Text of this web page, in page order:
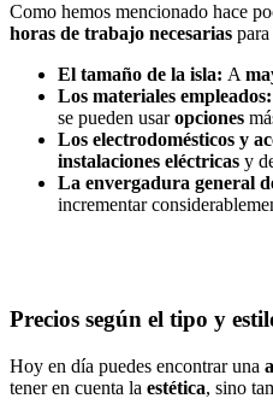
Como hemos mencionado hace
horas de trabajo necesarias
El tamaño de la isla: A
Los materiales empleados:
se pueden usaropciones
Los electrodomésticos y
instalaciones eléctricas y
La envergadura general
incrementar
Precios según el tipo y
Hoy en día puedes encontrar una
tener en cuenta la estética, sino